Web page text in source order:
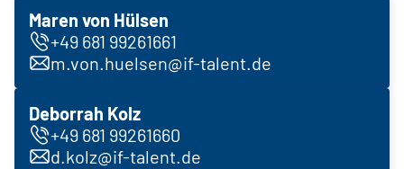
Maren von Hülsen
+49 681 99261661
m.von.huelsen@if-talent.de
Deborrah Kolz
+49 681 99261660
d.kolz@if-talent.de